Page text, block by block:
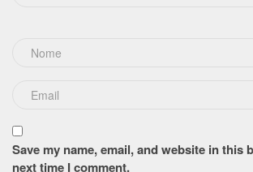
Save my name, email, and website in this
next time I comment.